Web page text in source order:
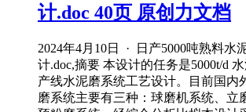
计.doc 40页 原创力文档
2024年4月10日 · 日产5000吨熟料水
计.doc,摘要 本设计的任务是5000t/d
产线水泥磨系统工艺设计。目前国内
磨系统主要有三种：球磨机系统、立